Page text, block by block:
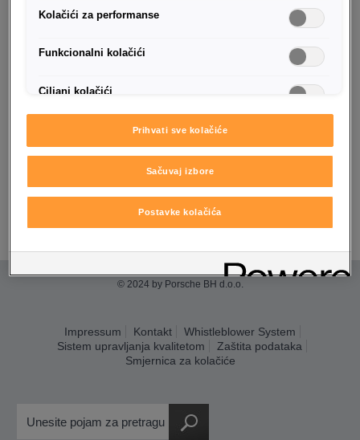
© 2024 by Porsche BH d.o.o.
Impressum Kontakt
Whistleblower System
Sistem upravljanja kvalitetom
Zaštita podataka
Smjernica za kolačiće
Kolačići za performanse
Funkcionalni kolačići
Ciljani kolačići
Prihvati sve kolačiće
Sačuvaj izbore
Postavke kolačića